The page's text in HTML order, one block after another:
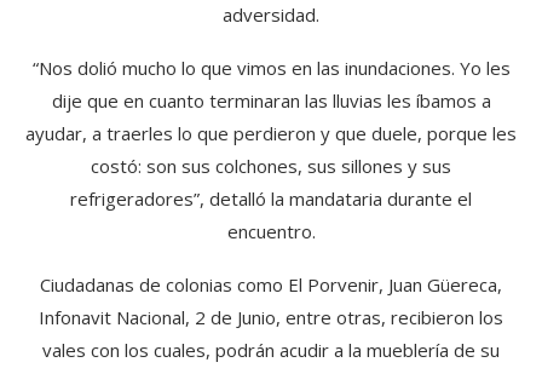
adversidad.
“Nos dolió mucho lo que vimos en las inundaciones. Yo les
dije que en cuanto terminaran las lluvias les íbamos a
ayudar, a traerles lo que perdieron y que duele, porque les
costó: son sus colchones, sus sillones y sus
refrigeradores”, detalló la mandataria durante el
encuentro.
Ciudadanas de colonias como El Porvenir, Juan Güereca,
Infonavit Nacional, 2 de Junio, entre otras, recibieron los
vales con los cuales, podrán acudir a la mueblería de su